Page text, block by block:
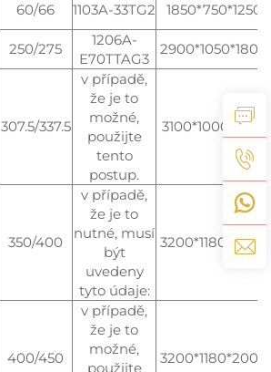
60/66 1103A-33TG2
1850*750*1250
250/275
1206A-
E70TTAG3
2900*1050*1800
307.5/337.5
v případě,
že je to
možné,
použijte
tento
postup.
3100*1000*1700
350/400
v případě,
že je to
nutné, musí
být
uvedeny
tyto údaje:
3200*1180*2000
400/450
v případě,
že je to
možné,
použijte
3200*1180*2000